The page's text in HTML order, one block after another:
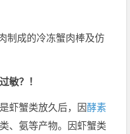
制成的冷冻蟹肉棒及仿
敏？！
虾蟹类放久后，因 酵素
、氨等产物。
因虾蟹类